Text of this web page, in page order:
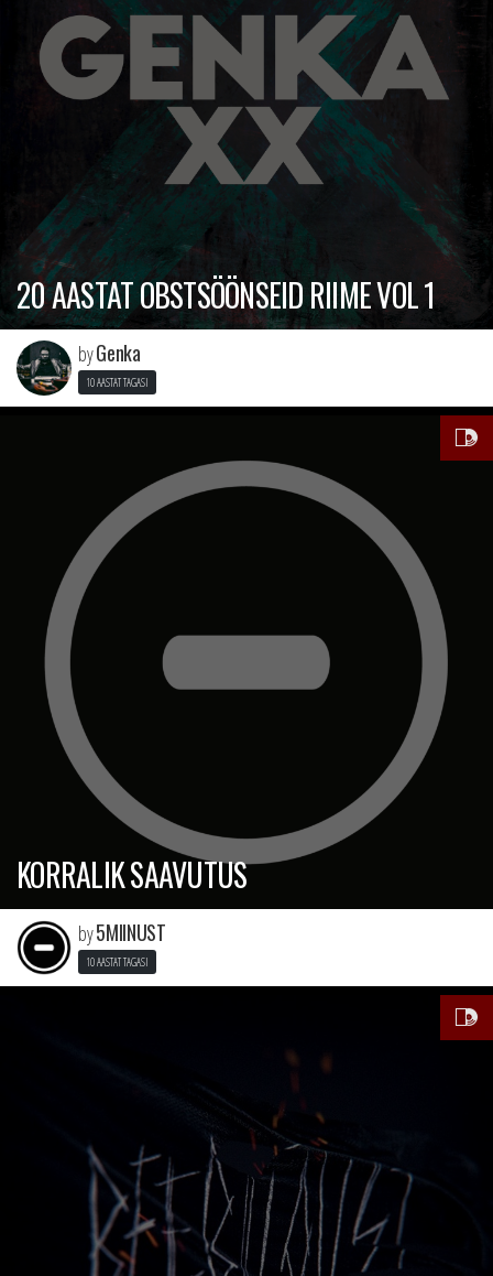
20 AASTAT OBSTSÖÖNSEID RIIME VOL 1
byGenka
10 AASTAT TAGASI
KORRALIK SAAVUTUS
by5MIINUST
10 AASTAT TAGASI